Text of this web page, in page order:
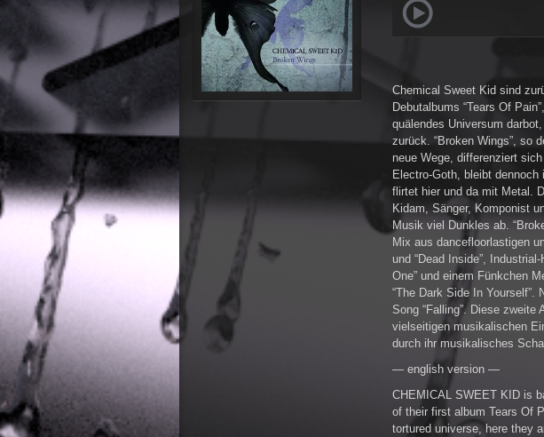
Chemical Sweet Kid sind
Debutalbums “Tears Of
quälendes Universum
zurück. “Broken Wings”, so
neue Wege, differenziert
Electro-Goth, bleibt dennoch
flirtet hier und da mit Metal.
Kidam, Sänger, Komponist
Musik viel Dunkles ab.
Mix aus dancefloorlastigen
und “Dead Inside”,
One” und einem Fünkchen
“The Dark Side In Yourself”.
Song “Falling”. Diese
vielseitigen musikalischen
durch ihr musikalisches
— english version —
CHEMICAL SWEET KID is
of their first album Tears Of
tortured universe, here they